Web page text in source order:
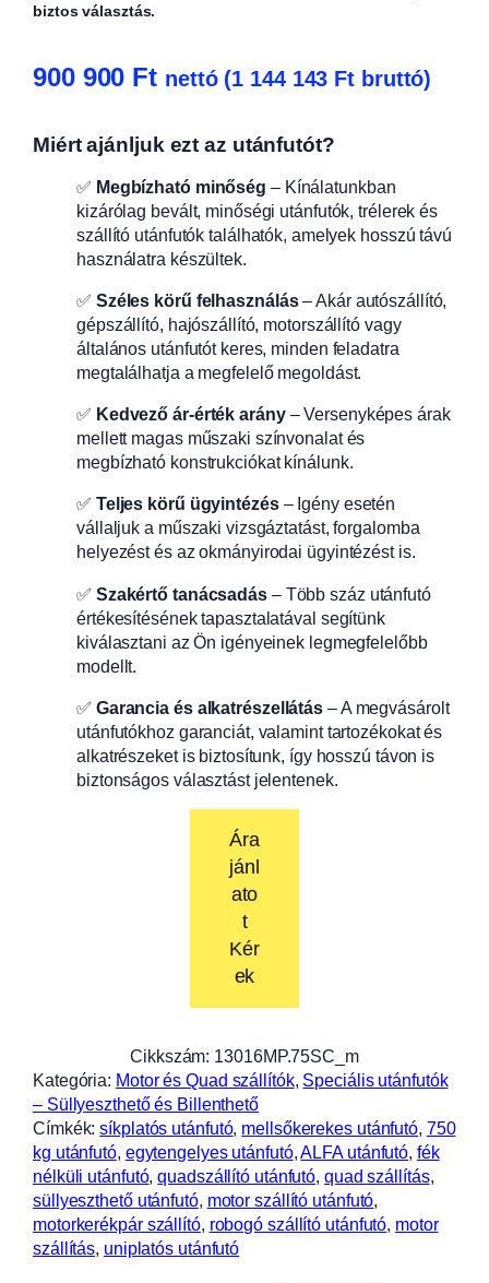
biztos választás.
900 900 Ft nettó (1 144 143 Ft bruttó)
Miért ajánljuk ezt az utánfutót?
✅ Megbízható minőség – Kínálatunkban
kizárólag bevált, minőségi utánfutók, trélerek és
szállító utánfutók találhatók, amelyek hosszú távú
használatra készültek.
✅ Széles körű felhasználás– Akár autószállító,
gépszállító, hajószállító, motorszállító vagy
általános utánfutót keres, minden feladatra
megtalálhatja a megfelelő megoldást.
✅ Kedvező ár-érték arány– Versenyképes árak
mellett magas műszaki színvonalat és
megbízható konstrukciókat kínálunk.
✅ Teljes körű ügyintézés– Igény esetén
vállaljuk a műszaki vizsgáztatást, forgalomba
helyezést és az okmányirodai ügyintézést is.
✅ Szakértő tanácsadás– Több száz utánfutó
értékesítésének tapasztalatával segítünk
kiválasztani az Ön igényeinek legmegfelelőbb
modellt.
✅ Garancia és alkatrészellátás – A megvásárolt
utánfutókhoz garanciát, valamint tartozékokat és
alkatrészeket is biztosítunk, így hosszú távon is
biztonságos választást jelentenek.
Ára
jánl
ato
t
Kér
ek
Cikkszám: 13016MP.75SC_m
Kategória: Motor és Quad szállítók, Speciális utánfutók
– Süllyeszthető és Billenthető
Címkék:síkplatós utánfutó, mellsőkerekes utánfutó, 750
kg utánfutó, egytengelyes utánfutó, ALFA utánfutó, fék
nélküli utánfutó, quadszállító utánfutó, quad szállítás
süllyeszthető utánfutó, motor szállító utánfutó
motorkerékpár szállító, robogó szállító utánfutó, motor
szállítás, uniplatós utánfutó